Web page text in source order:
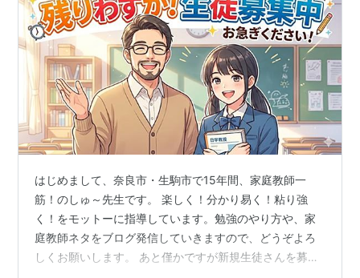
はじめまして、奈良市・生駒市で15年間、家庭教師一
筋！のしゅ～先生です。 楽しく！分かり易く！粘り強
く！をモットーに指導しています。勉強のやり方や、家
庭教師ネタをブログ発信していきますので、どうぞよろ
しくお願いします。 あと僅かですが新規生徒さんを募集